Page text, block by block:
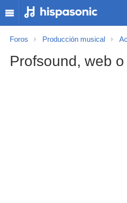
Foros Producción musical
Profsound, web